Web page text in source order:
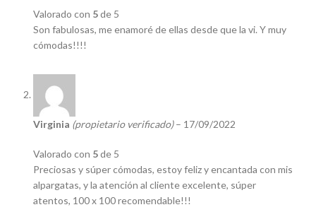
Valorado con 5de 5
Son fabulosas, me enamoré de ellas desde que la vi. Y muy
cómodas!!!!
Virginia (propietario verificado) – 17/09/2022
Valorado con 5de 5
Preciosas y súper cómodas, estoy feliz y encantada con mis
alpargatas, y la atención al cliente excelente, súper
atentos, 100 x 100 recomendable!!!